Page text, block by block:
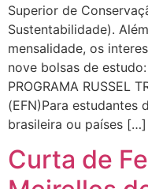
Superior de
Sustentabilidade).
mensalidade, os
nove bolsas de
PROGRAMA RUSSEL
(EFN)Para estudantes
brasileira ou países […]
Curta de